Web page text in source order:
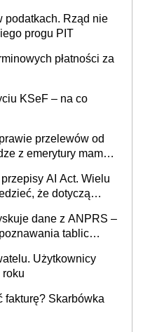
podatkach. Rząd nie
progu PIT
płatności za
KSeF – na co
przelewów od
z emerytury mamy
AI Act. Wielu
że dotyczą
dane z ANPRS –
tablic
Użytkownicy
roku
fakturę? Skarbówka